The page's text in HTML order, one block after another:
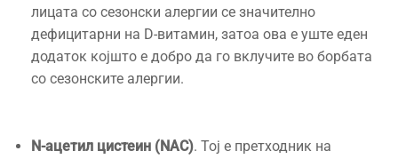
лицата со сезонски алергии се значително
дефицитарни на D-витамин, затоа ова е уште еден
додаток којшто е добро да го вклучите во борбата
со сезонските алергии.
N-ацетил цистеин (NAC). Тој е претходник на